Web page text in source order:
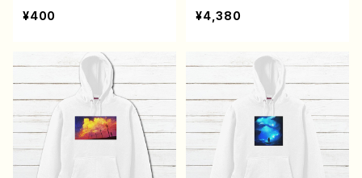
選び方 iPhoneケース A
eria GooglePixel AQ
UOS OPPO ワイモバイ
ル etc. 手帳型 全機種
対応
¥400
病みかわいい メンヘラ
ヤンデレ 指ハート メン
め 個性的 黒髪 ショー
トカット おさげ 人気 イ
ラストレーター 絵師 ク
リエイター オリジナル デ
ザイン グッズ タイトル：
つるせpattern38 作：つる
せ E-4
¥4,380